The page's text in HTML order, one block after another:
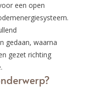
een open
gedaan, waarna
gezet richting